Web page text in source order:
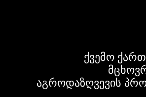
ქვემო
აგროდაზღვევის